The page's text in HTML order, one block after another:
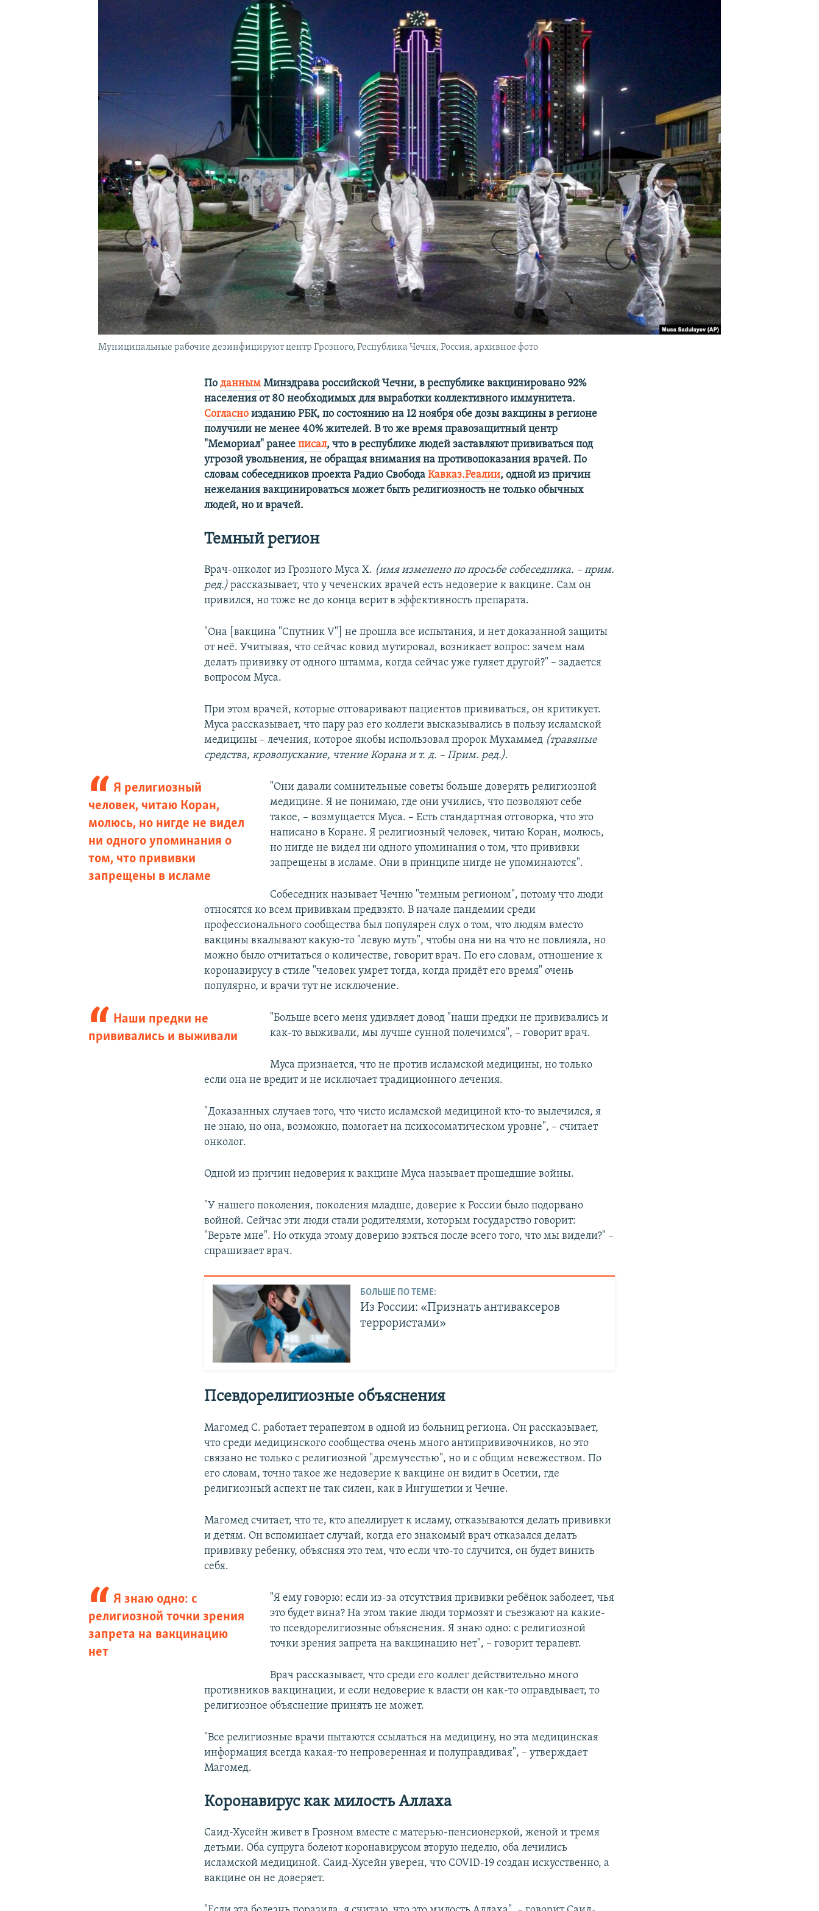
Муниципальные рабочие дезинфицируют центр Грозного, Республика Чечня, Россия, архивное фото
ПоданнымМинздрава российской Чечни, в республике вакцинировано 92%
населения от 80 необходимых для выработки коллективного иммунитета.
Согласно изданию РБК, по состоянию на 12 ноября обе дозы вакцины в регионе
получили не менее 40% жителей. В то же время правозащитный центр
"Мемориал" ранееписал, что в республике людей заставляют прививаться под
угрозой увольнения, не обращая внимания на противопоказания врачей. По
словам собеседников проекта Радио СвободаКавказ.Реалии, одной из причин
нежелания вакцинироваться может быть религиозность не только обычных
людей, но и врачей.
Темный регион
Врач-онколог из Грозного Муса Х. (имя изменено по просьбе собеседника. – прим.
ред.) рассказывает, что у чеченских врачей есть недоверие к вакцине. Сам он
привился, но тоже не до конца верит в эффективность препарата.
"Она [вакцина "Спутник V"] не прошла все испытания, и нет доказанной защиты
от неё. Учитывая, что сейчас ковид мутировал, возникает вопрос: зачем нам
делать прививку от одного штамма, когда сейчас уже гуляет другой?" – задается
вопросом Муса.
При этом врачей, которые отговаривают пациентов прививаться, он критикует.
Муса рассказывает, что пару раз его коллеги высказывались в пользу исламской
медицины – лечения, которое якобы использовал пророк Мухаммед (травяные
средства, кровопускание, чтение Корана и т. д. – Прим. ред.).
Я религиозный
человек, читаю Коран,
молюсь, но нигде не видел
ни одного упоминания о
том, что прививки
запрещены в исламе
"Они давали сомнительные советы больше доверять религиозной
медицине. Я не понимаю, где они учились, что позволяют себе
такое, – возмущается Муса. – Есть стандартная отговорка, что это
написано в Коране. Я религиозный человек, читаю Коран, молюсь,
но нигде не видел ни одного упоминания о том, что прививки
запрещены в исламе. Они в принципе нигде не упоминаются".
Собеседник называет Чечню "темным регионом", потому что люди
относятся ко всем прививкам предвзято. В начале пандемии среди
профессионального сообщества был популярен слух о том, что людям вместо
вакцины вкалывают какую-то "левую муть", чтобы она ни на что не повлияла, но
можно было отчитаться о количестве, говорит врач. По его словам, отношение к
коронавирусу в стиле "человек умрет тогда, когда придёт его время" очень
популярно, и врачи тут не исключение.
Наши предки не
прививались и выживали
"Больше всего меня удивляет довод "наши предки не прививались и
как-то выживали, мы лучше сунной полечимся", – говорит врач.
Муса признается, что не против исламской медицины, но только
если она не вредит и не исключает традиционного лечения.
"Доказанных случаев того, что чисто исламской медициной кто-то вылечился, я
не знаю, но она, возможно, помогает на психосоматическом уровне", – считает
онколог.
Одной из причин недоверия к вакцине Муса называет прошедшие войны.
"У нашего поколения, поколения младше, доверие к России было подорвано
войной. Сейчас эти люди стали родителями, которым государство говорит:
"Верьте мне". Но откуда этому доверию взяться после всего того, что мы видели?" –
спрашивает врач.
БОЛЬШЕ ПО ТЕМЕ:
Из России: «Признать антиваксеров
террористами»
Псевдорелигиозные объяснения
Магомед С. работает терапевтом в одной из больниц региона. Он рассказывает,
что среди медицинского сообщества очень много антипрививочников, но это
связано не только с религиозной "дремучестью", но и с общим невежеством. По
его словам, точно такое же недоверие к вакцине он видит в Осетии, где
религиозный аспект не так силен, как в Ингушетии и Чечне.
Магомед считает, что те, кто апеллирует к исламу, отказываются делать прививки
и детям. Он вспоминает случай, когда его знакомый врач отказался делать
прививку ребенку, объясняя это тем, что если что-то случится, он будет винить
себя.
Я знаю одно: с
религиозной точки зрения
запрета на вакцинацию
нет
"Я ему говорю: если из-за отсутствия прививки ребёнок заболеет, чья
это будет вина? На этом такие люди тормозят и съезжают на какие-
то псевдорелигиозные объяснения. Я знаю одно: с религиозной
точки зрения запрета на вакцинацию нет", – говорит терапевт.
Врач рассказывает, что среди его коллег действительно много
противников вакцинации, и если недоверие к власти он как-то оправдывает, то
религиозное объяснение принять не может.
"Все религиозные врачи пытаются ссылаться на медицину, но эта медицинская
информация всегда какая-то непроверенная и полуправдивая", – утверждает
Магомед.
Коронавирус как милость Аллаха
Саид-Хусейн живет в Грозном вместе с матерью-пенсионеркой, женой и тремя
детьми. Оба супруга болеют коронавирусом вторую неделю, оба лечились
исламской медициной. Саид-Хусейн уверен, что COVID-19 создан искусственно, а
вакцине он не доверяет.